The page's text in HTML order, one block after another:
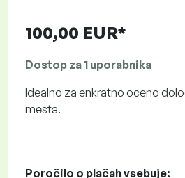
100,00 EUR*
Dostop za 1 uporabnika
Idealno za enkratno oceno
mesta.
Poročilo o plačah vsebuje: